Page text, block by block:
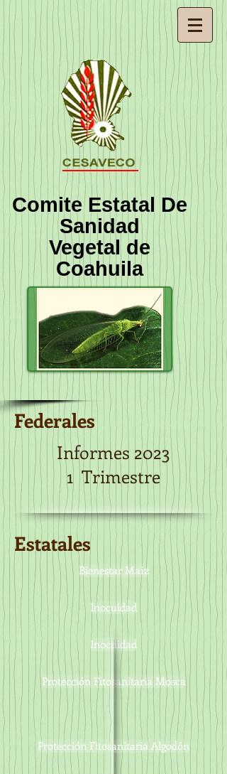
Comite Estatal De
Sanidad
Vegetal de
Coahuila
Federales
Informes 2023
1 Trimestre
Estatales
Bienestar Maíz
Inocuidad
Inocuidad
Protección Fitosanitaria Mosca
Protección Fitosanitaria Algodón